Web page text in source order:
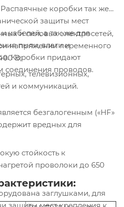
коробки так же
защиты мест
кабелей, а так же для
пыли, влаги и
Коробки придают
соединения проводов.
и силовых электросетей,
напряжении переменного
В;
телевизионных,
и коммуникаций.
безгалогенным («HF»
вредных для
стойкость к
проволоки до 650
заглушками, для